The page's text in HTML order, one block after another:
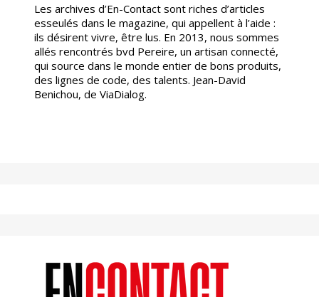
Les archives d’En-Contact sont riches d’articles
esseulés dans le magazine, qui appellent à l’aide :
ils désirent vivre, être lus. En 2013, nous sommes
allés rencontrés bvd Pereire, un artisan connecté,
qui source dans le monde entier de bons produits,
des lignes de code, des talents. Jean-David
Benichou, de ViaDialog.